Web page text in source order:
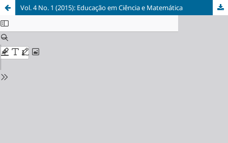
Vol. 4 No. 1 (2015): Educação em Ciência e Matemática